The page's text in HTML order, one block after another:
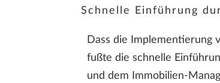
Schnelle Einführung
Dass die Implementierung
fußte die schnelle
und dem Immobilien-